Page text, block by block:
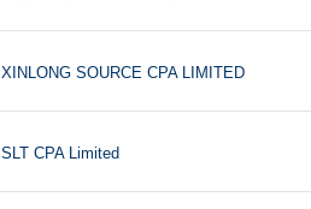
XINLONG SOURCE CPA LIMITED
SLT CPA Limited